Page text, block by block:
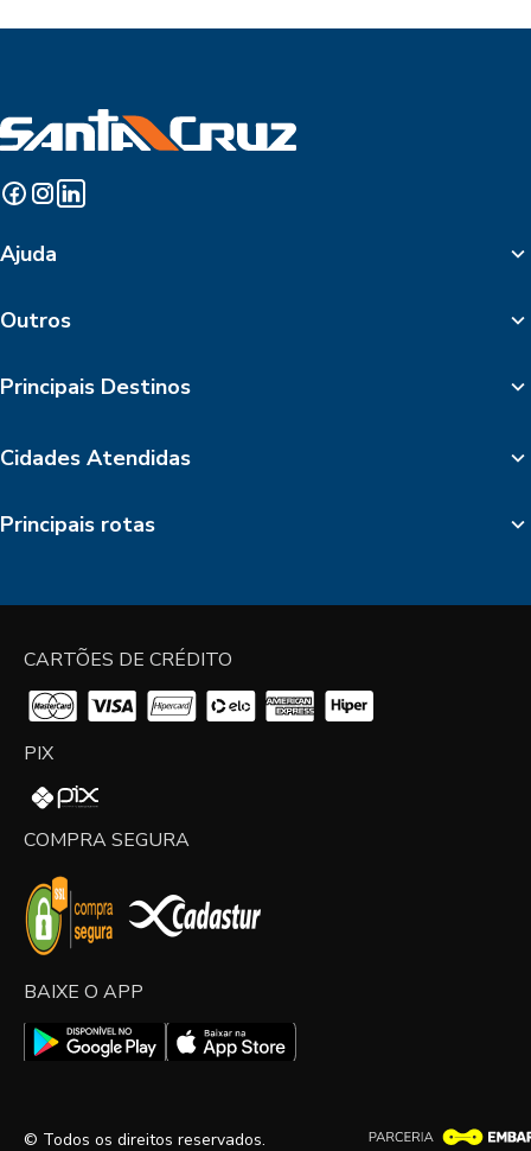
Ajuda
Outros
Principais Destinos
Cidades Atendidas
Principais rotas
CARTÕES DE CRÉDITO
PIX
COMPRA SEGURA
BAIXE O APP
© Todos os direitos reservados.